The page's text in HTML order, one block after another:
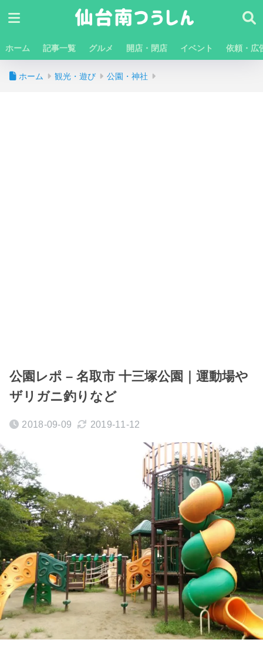
ホーム 記事一覧 グルメ 開店・閉店 イベント 依頼・広
ホーム 観光・遊び 公園・神社
公園レポ – 名取市 十三塚公園｜運動場や
ザリガニ釣りなど
2018-09-09 2019-11-12